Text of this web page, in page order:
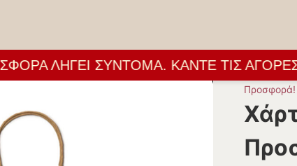
ΛΉΓΕΙ ΣΎΝΤΟΜΑ. ΚΆΝΤΕ ΤΙΣ ΑΓΟΡΈΣ
Προσφορά!